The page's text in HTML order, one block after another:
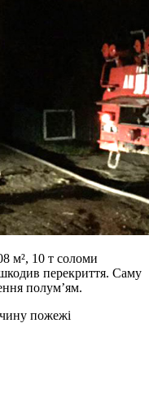
м², 10 т соломи
перекриття. Саму
полум’ям.
пожежі